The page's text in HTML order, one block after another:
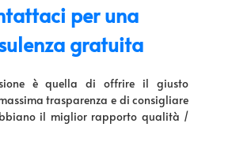
per una
gratuita
è quella di offrire il giusto
trasparenza e di consigliare
il miglior rapporto qualità /